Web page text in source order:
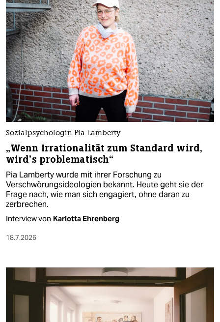
Sozialpsychologin Pia Lamberty
„Wenn Irrationalität zum Standard wird,
wird’s problematisch“
Pia Lamberty wurde mit ihrer Forschung zu
Verschwörungsideologien bekannt. Heute geht sie der
Frage nach, wie man sich engagiert, ohne daran zu
zerbrechen.
Interview von Karlotta Ehrenberg
18.7.2026